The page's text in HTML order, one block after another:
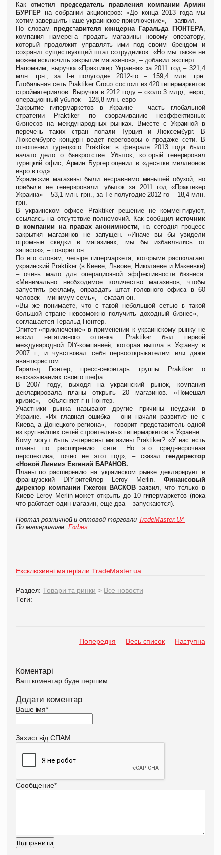
Как отметил председатель правления компании Армин
БУРГЕР на собрании акционеров: «До конца 2013 года мы
хотим завершить наше украинское приключение», – заявил.
По словам представителя концерна Гаральда ГЮНТЕРА
компания намерена продать магазины новому оператору,
который продолжит управлять ими под своим брендом и
сохранит существующий штат сотрудников. «Но мы также не
можем исключить закрытие магазинов», – добавил эксперт.
Напомним, выручка «Практикер Украина» за 2011 год – 321,4
млн. грн., за І-е полугодие 2012-го – 159,4 млн. грн.
Глобальная сеть Praktiker Group состоит из 420 гипермаркетов
стройматериалов. Выручка в 2012 году – около 3 млрд. евро,
операционный убыток – 128,8 млн. евро
Закрытие гипермаркетов в Украине – часть глобальной
стратегии Praktiker по сворачиванию неэффективных
бизнесов на международных рынках. Вместе с Украиной в
перечень таких стран попали Турция и Люксембург. В
Люксембурге концерн ведет переговоры о продаже сети. В
отношении турецкого Рraktiker в феврале 2013 года было
начато дело о банкротстве. Убыток, который генерировал
турецкий офис, Армин Бургер оценил в «десятки миллионов
евро в год».
Украинские магазины были несравнимо меньшей обузой, но
прибыли не генерировали: убыток за 2011 год «Практикер
Украина» – 53,1 млн. грн., за І-е полугодие 2012-го – 18,4 млн.
грн.
В украинском офисе Praktiker решение не комментируют,
ссылаясь на отсутствие полномочий. Как сообщил источник
в компании на правах анонимности , на сегодня процесс
закрытия магазинов не запущен. «Иначе вы бы увидели
огромные скидки в магазинах, мы бы избавлялись от
запасов», – говорит он.
По его словам, четыре гипермаркета, которыми располагает
украинский Praktiker (в Киеве, Львове, Николаеве и Макеевке)
– очень мало для операционной эффективности бизнеса.
«Минимально необходимое количество магазинов, чтобы
запустить рекламу, оправдать штат головного офиса в 60
человек – минимум семь», – сказал он.
«Вы же понимаете, что с такой небольшой сетью в такой
большой стране невозможно получить доходный бизнес», –
соглашается Геральд Гюнтер.
Эпитет «приключение» в применении к украинскому рынку не
носил негативного оттенка. Praktiker был первой
международной DIY-компанией, которая вышла в Украину в
2007 г., и чувствовал себя первооткрывателем или даже
авантюристом
Гаральд Гюнтер, пресс-секретарь группы Praktiker о
высказываниях своего шефа
В 2007 году, выходя на украинский рынок, компания
декларировала планы открыть 20 магазинов. «Помешал
кризис», – объясняет г-н Гюнтер.
Участники рынка называют другие причины неудачи в
Украине. «Их главная ошибка – они начали развитие не с
Киева, а Донецкого региона», – говорит представитель одной
из крупнейших сетей строительных гипермаркетов в Украине.
Кому могут быть интересны магазины Praktiker? «У нас есть
планы по расширению сети. Но это среднесрочная
перспектива, точно не этот год», – сказал гендиректор
«Новой Линии» Евгений БАРАНОВ.
Планы по расширению на украинском рынке декларирует и
французский DIY-ритейлер Leroy Merlin. Финансовый
директор компании Гжегож ВАСКОВзаявил, что только в
Киеве Leroy Merlin может открыть до 10 гипермаркетов (пока
что работает один магазин, еще два – запускаются).
Портал розничной и оптовой торговли TradeMaster.UA
По материалам: Forbes
Ексклюзивні матеріали TradeMaster.ua
Раздел: Товари та ринки > Все новости
Теги:
Попередня Весь список Наступна
Коментарі
Ваш коментар буде першим.
Додати коментар
Ваше імя*
Захист від СПАМ
Сообщение*